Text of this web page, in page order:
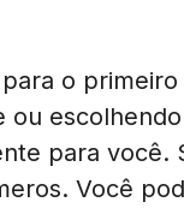
o
para você.
Você